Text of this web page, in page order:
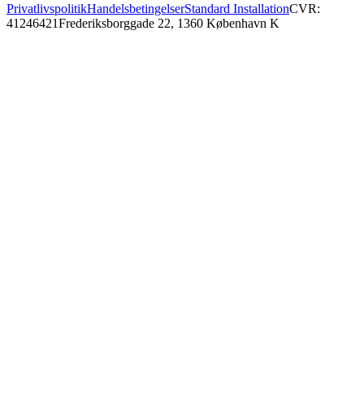
PrivatlivspolitikHandelsbetingelserStandard InstallationCVR:
41246421Frederiksborggade 22, 1360 København K